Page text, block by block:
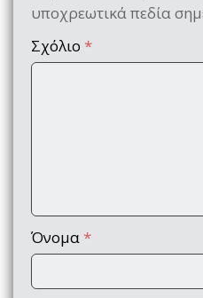
υποχρεωτικά πεδία
Σχόλιο *
Όνομα *